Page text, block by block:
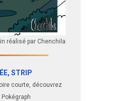
réalisé par Chenchila
STRIP
courte, découvrez